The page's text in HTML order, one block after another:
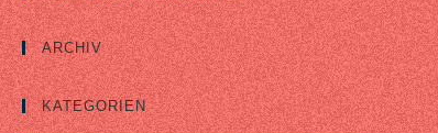
ARCHIV
KATEGORIEN